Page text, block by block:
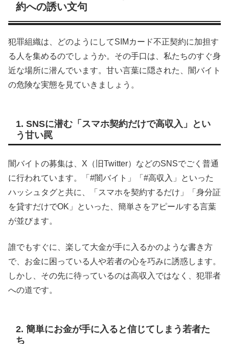
約への誘い文句
犯罪組織は、どのようにしてSIMカード不正契約に加担す
る人を集めるのでしょうか。その手口は、私たちのすぐ身
近な場所に潜んでいます。甘い言葉に隠された、闇バイト
の危険な実態を見ていきましょう。
1. SNSに潜む「スマホ契約だけで高収入」とい
う甘い罠
闇バイトの募集は、X（旧Twitter）などのSNSでごく普通
に行われています。「#闇バイト」「#高収入」といった
ハッシュタグと共に、「スマホを契約するだけ」「身分証
を貸すだけでOK」といった、簡単さをアピールする言葉
が並びます。
誰でもすぐに、楽して大金が手に入るかのような書き方
で、お金に困っている人や若者の心を巧みに誘惑します。
しかし、その先に待っているのは高収入ではなく、犯罪者
への道です。
2. 簡単にお金が手に入ると信じてしまう若者た
ち